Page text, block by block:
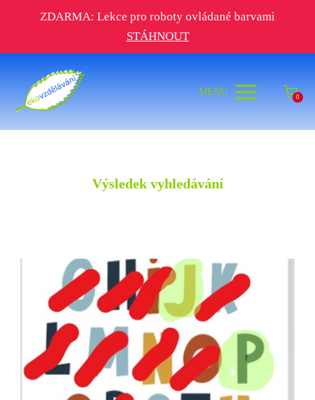
ZDARMA: Lekce pro roboty ovládané barvami
STÁHNOUT
MENU 0
Výsledek vyhledávání